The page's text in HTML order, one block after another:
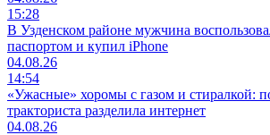
15:28
В Узденском районе мужчина
паспортом и купил iPhone
04.08.26
14:54
«Ужасные» хоромы с газом и стиралкой:
тракториста разделила интернет
04.08.26